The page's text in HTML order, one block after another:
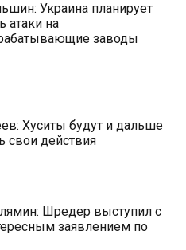
Украина планирует
атаки на
заводы
Хуситы будут и дальше
свои действия
Шредер выступил с
заявлением по